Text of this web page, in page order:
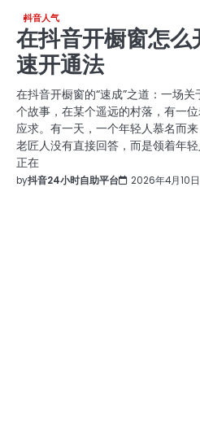
抖音人气
在抖音开橱窗怎
速开通法
在抖音开橱窗的“速成”之道：一场
个故事，在某个遥远的村落，有一
应求。有一天，一个年轻人慕名而来
老匠人没有直接回答，而是领着年
正在
by抖音24小时自助平台 2026年4月10日